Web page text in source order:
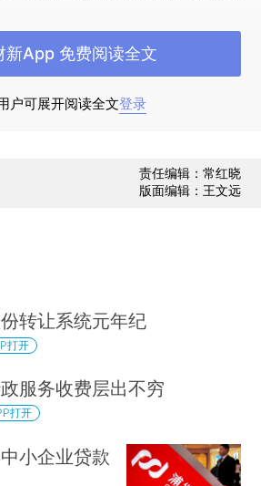
发展现代农业，需要培育一大批
有品牌农业、生态农业、特色农
特征的地方农业产业化龙头。大
泛的渗透影响力，拥有更为广阔
对外出口产品中，工业制成品
具等劳动密集型大宗产品出口
中小、民营企业。2000年民营
过国有企业，以后出口占比逐
的贸易顺差和外汇储备的积累
户可展开阅读全文登录
新App 免费阅读全文
责任编辑：常红晓
版面编辑：王文远
转让系统元年纪
打开
服务收费层出不穷
打开
小企业贷款